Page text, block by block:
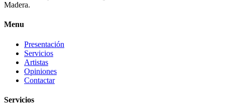
Madera.
Menu
Presentación
Servicios
Artistas
Opiniones
Contactar
Servicios